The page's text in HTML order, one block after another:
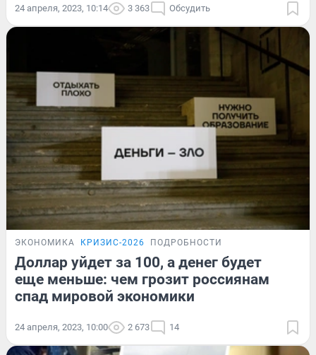
24 апреля, 2023, 10:14 3 363 Обсудить
ЭКОНОМИКА КРИЗИС-2026 ПОДРОБНОСТИ
Доллар уйдет за 100, а денег будет
еще меньше: чем грозит россиянам
спад мировой экономики
24 апреля, 2023, 10:00 2 673 14